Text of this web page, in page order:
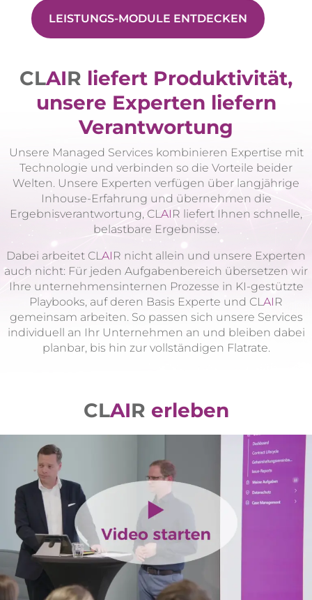
LEISTUNGS-MODULE ENTDECKEN
CLAIR liefert Produktivität,
unsere Experten liefern
Verantwortung
Unsere Managed Services kombinieren Expertise mit
Technologie und verbinden so die Vorteile beider
Welten. Unsere Experten verfügen über langjährige
Inhouse-Erfahrung und übernehmen die
Ergebnisverantwortung, CLAI R liefert Ihnen schnelle,
belastbare Ergebnisse.
Dabei arbeitet CLAI R nicht allein und unsere Experten
auch nicht: Für jeden Aufgabenbereich übersetzen wir
Ihre unternehmensinternen Prozesse in KI-gestützte
Playbooks, auf deren Basis Experte und CLAI R
gemeinsam arbeiten. So passen sich unsere Services
individuell an Ihr Unternehmen an und bleiben dabei
planbar, bis hin zur vollständigen Flatrate.
CLAIR erleben